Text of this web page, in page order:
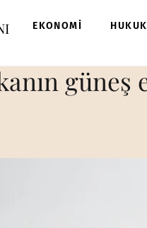
EKONOMİ HUKUK
güneş